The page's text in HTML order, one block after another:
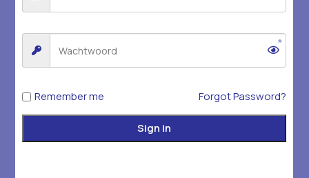
Remember me Forgot Password?
Sign in